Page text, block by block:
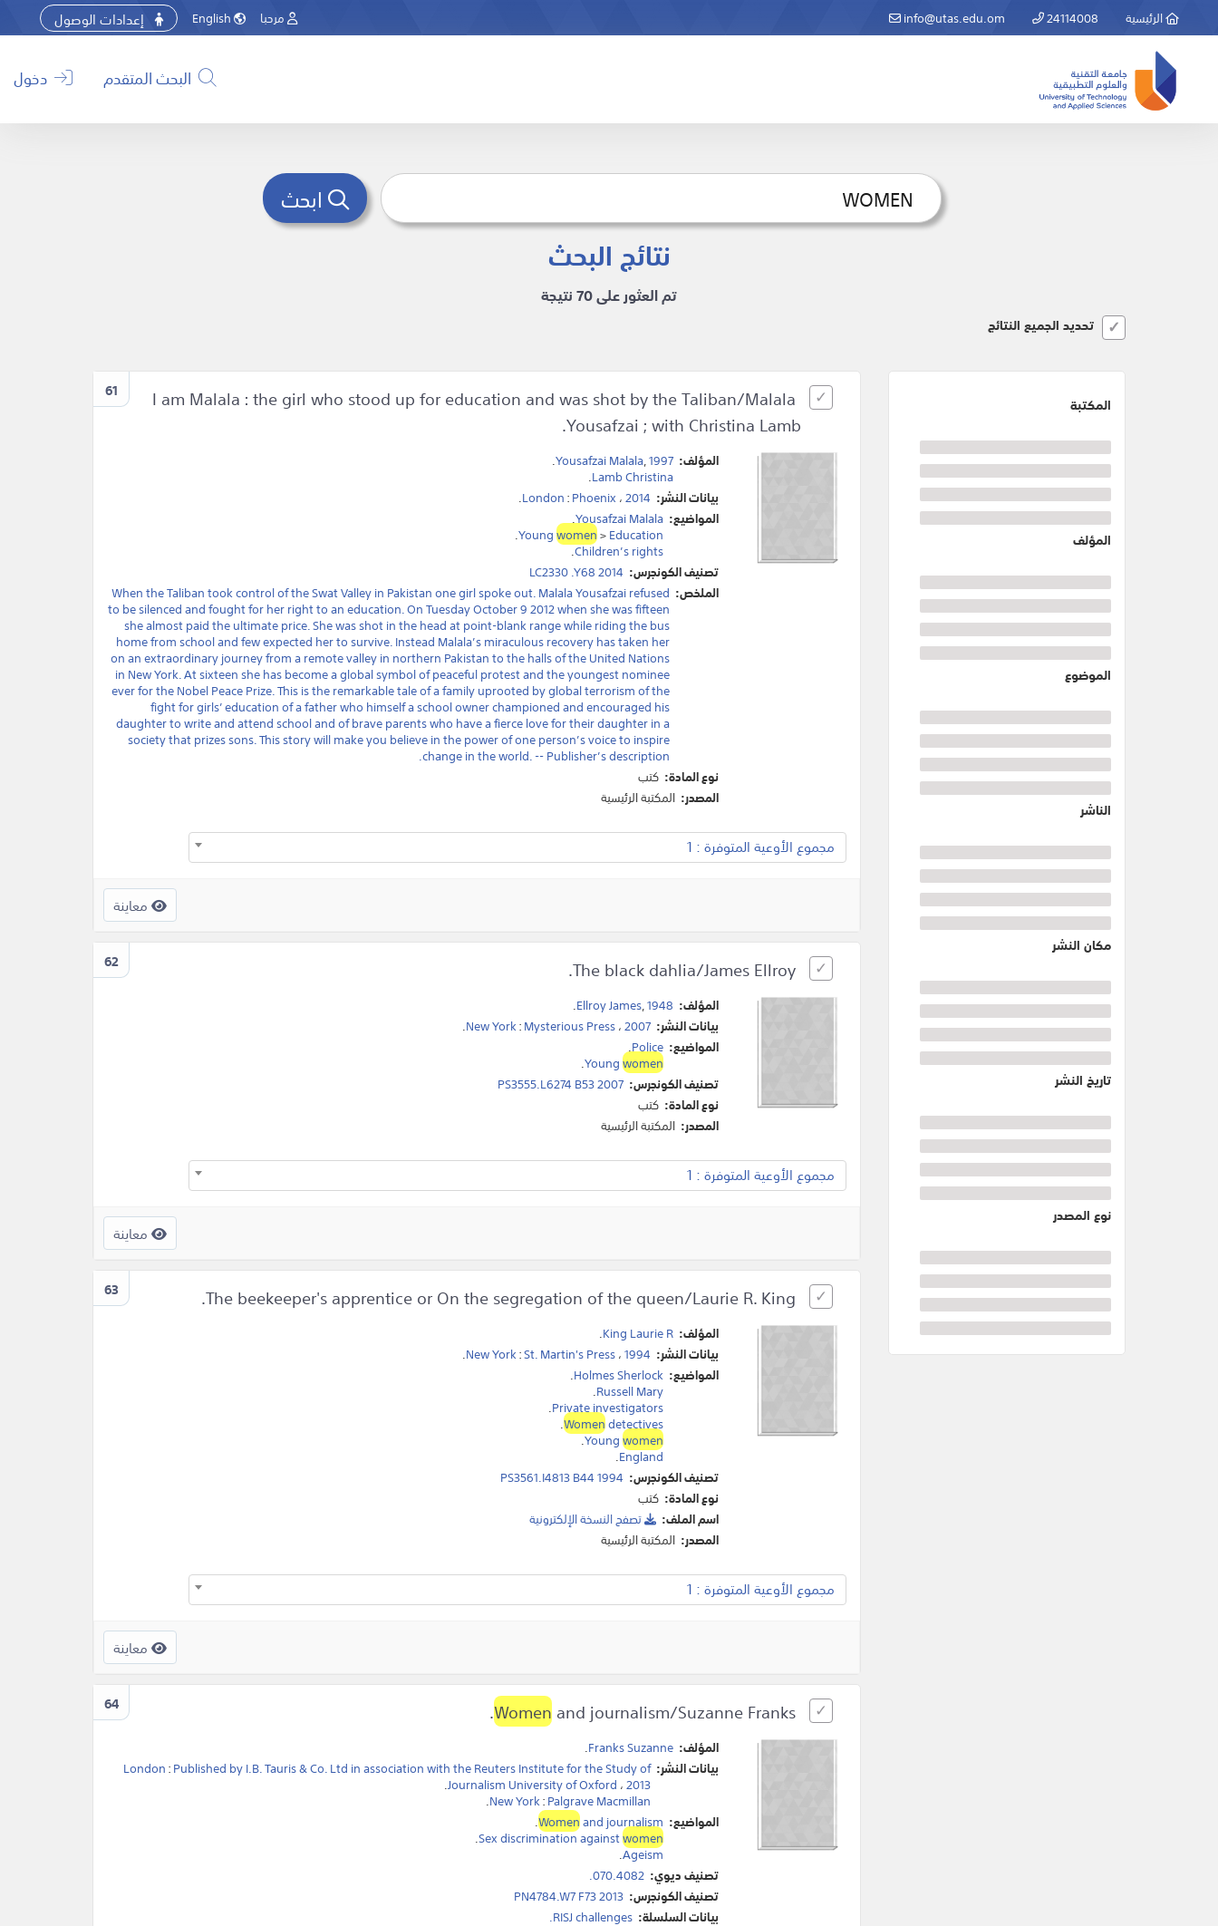
الرئيسية 24114008
info@utas.edu.om إعدادات الوصول مرحبا
البحث المتقدم دخول
نتائج البحث
تم العثور على 70 نتيجة
تحديد الجميع النتائج
المكتبة
المؤلف
الموضوع
الناشر
مكان النشر
تاريخ النشر
نوع المصدر
61
I am Malala : the girl who stood up for education and was shot by the Taliban/Malala
Yousafzai ; with Christina Lamb.
المؤلف: Yousafzai Malala,1997
.
Lamb Christina
.
بيانات النشر:
London:Phoenix ،2014
.
المواضيع: Yousafzai Malala
.
Youngwomen>Education
.
Children’s rights
.
تصنيف الكونجرس: LC2330 .Y68 2014
الملخص: When the Taliban took control of the Swat Valley in Pakistan one girl spoke out. Malala Yousafzai refused
to be silenced and fought for her right to an education. On Tuesday October 9 2012 when she was fifteen
she almost paid the ultimate price. She was shot in the head at point-blank range while riding the bus
home from school and few expected her to survive. Instead Malala’s miraculous recovery has taken her
on an extraordinary journey from a remote valley in northern Pakistan to the halls of the United Nations
in New York. At sixteen she has become a global symbol of peaceful protest and the youngest nominee
ever for the Nobel Peace Prize. This is the remarkable tale of a family uprooted by global terrorism of the
fight for girls’ education of a father who himself a school owner championed and encouraged his
daughter to write and attend school and of brave parents who have a fierce love for their daughter in a
society that prizes sons. This story will make you believe in the power of one person’s voice to inspire
change in the world. -- Publisher’s description.
نوع المادة: كتب
المصدر: المكتبة الرئيسية
مجموع الأوعية المتوفرة : 1
معاينة
62 The black dahlia/James Ellroy.
المؤلف: Ellroy James,1948
.
بيانات النشر:
New York:Mysterious Press،2007
.
المواضيع: Police
.
Youngwomen
.
تصنيف الكونجرس: PS3555.L6274 B53 2007
نوع المادة: كتب
المصدر: المكتبة الرئيسية
مجموع الأوعية المتوفرة : 1
معاينة
63
المؤلف: King Laurie R
.
بيانات النشر:
New York:St. Martin's Press،1994
.
المواضيع: Holmes Sherlock
.
Russell Mary
.
Private investigators
.
Womendetectives
.
Youngwomen
.
England
.
تصنيف الكونجرس: PS3561.I4813 B44 1994
نوع المادة: كتب
اسم الملف:
تصفح النسخة اﻹلكترونية
المصدر: المكتبة الرئيسية
مجموع الأوعية المتوفرة : 1
معاينة
64 Womenand journalism/Suzanne Franks.
المؤلف: Franks Suzanne
.
بيانات النشر:
London:Published by I.B. Tauris & Co. Ltd in association with the Reuters Institute for the Study of
Journalism University of Oxford ،2013
.
New York:Palgrave Macmillan
.
المواضيع:
Womenand journalism
.
Sex discrimination againstwomen
.
Ageism
.
تصنيف ديوي: 070.4082.
تصنيف الكونجرس: PN4784.W7 F73 2013
بيانات السلسلة: RISJ challenges.